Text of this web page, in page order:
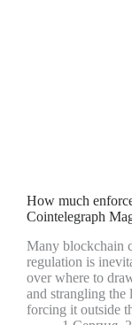
How much
Cointelegraph
Many blockchain
regulation is
over where to
and strangling
forcing it outside